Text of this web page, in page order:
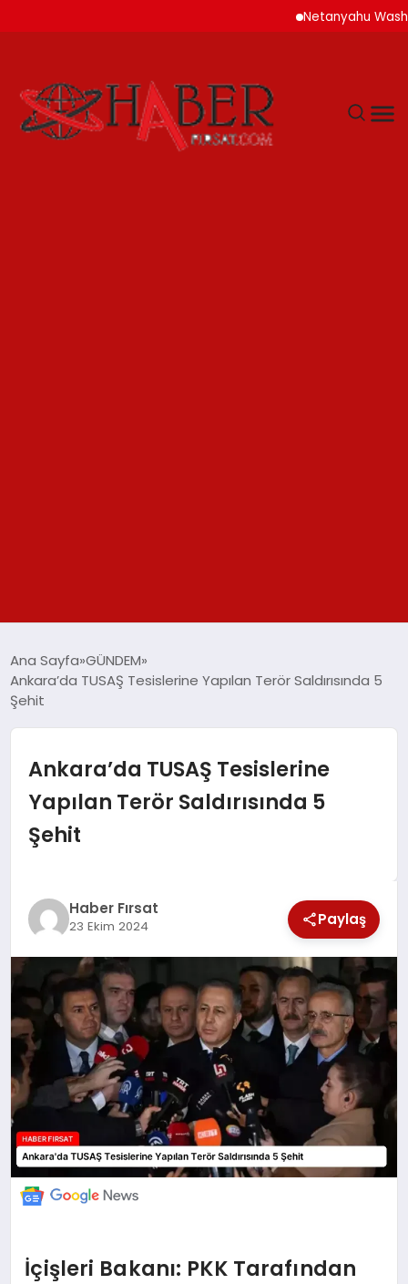
Netanyahu
SPOR
SAĞLIK
MAGAZİN
EĞİTİM
DÜNYA
Ana Sayfa GÜNDEM
Ankara’da TUSAŞ Tesislerine Yapılan Terör Saldırısında 5
Şehit
Ankara’da TUSAŞ Tesislerine
Yapılan Terör Saldırısında 5
Şehit
Haber Fırsat
23 Ekim 2024 Paylaş
İçişleri Bakanı: PKK Tarafından